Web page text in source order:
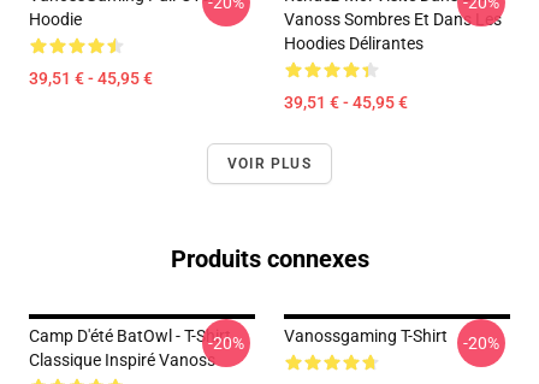
Hoodie
39,51 € - 45,95 €
Vanoss Sombres Et Dans Les
Hoodies Délirantes
39,51 € - 45,95 €
VOIR PLUS
Produits connexes
Camp D'été BatOwl - T-Shirt
Classique Inspiré Vanoss
-20% Vanossgaming T-Shirt -20%